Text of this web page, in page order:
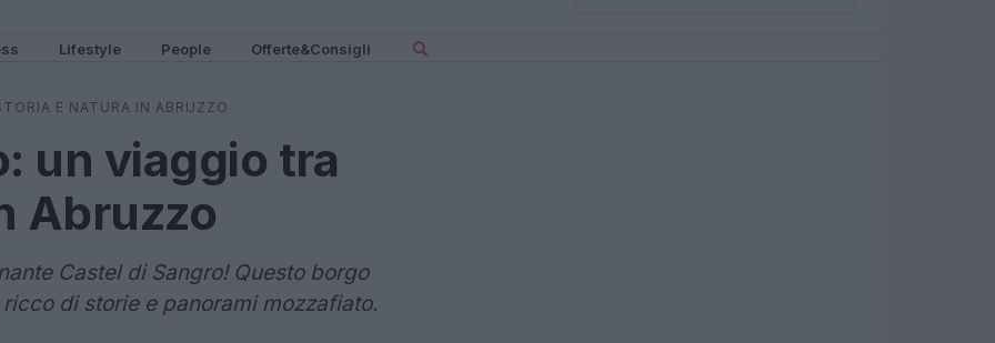
Lifestyle People Offerte&Consigli
E NATURA IN ABRUZZO
un viaggio tra
Abruzzo
Castel di Sangro! Questo borgo
di storie e panorami mozzafiato.